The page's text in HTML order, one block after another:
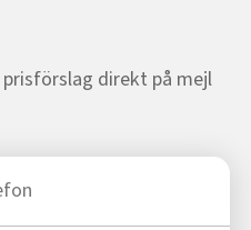
direkt på mejl